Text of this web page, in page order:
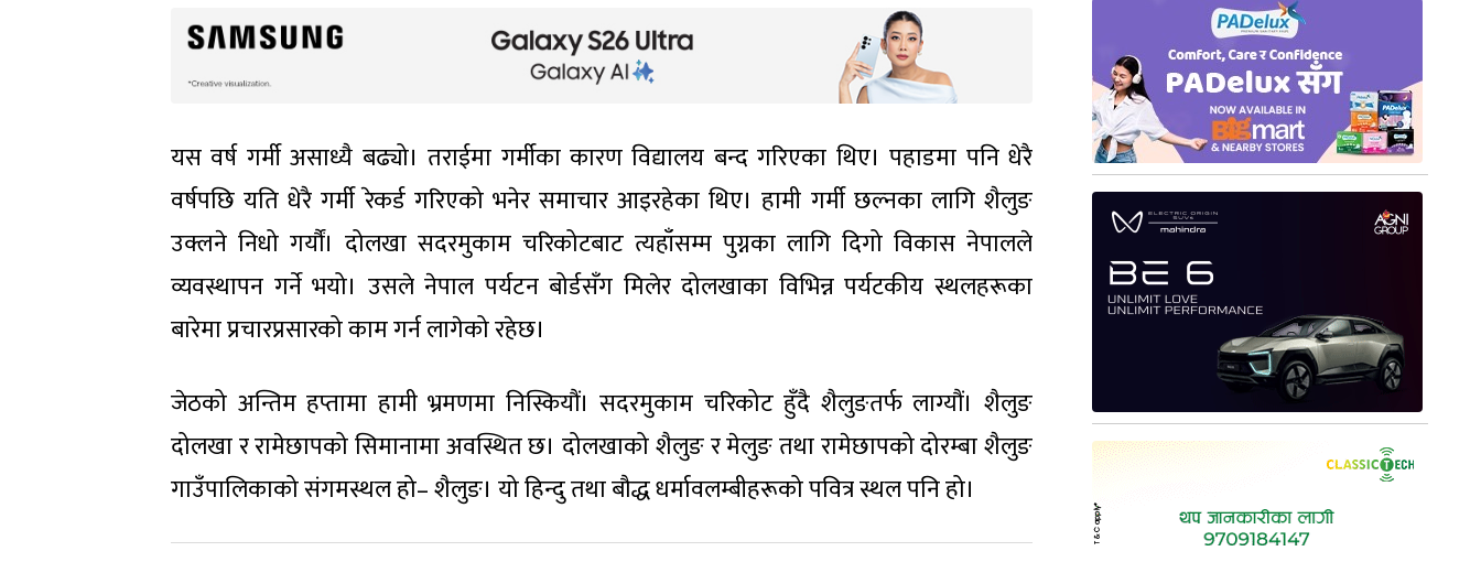
यस वर्ष गर्मी असाध्यै बढ्यो। तराईमा गर्मीका कारण विद्यालय बन्द गरिएका थिए। पहाडमा पनि धेरै
वर्षपछि यति धेरै गर्मी रेकर्ड गरिएको भनेर समाचार आइरहेका थिए। हामी गर्मी छल्नका लागि शैलुङ
उक्लने निधो गर्यौं। दोलखा सदरमुकाम चरिकोटबाट त्यहाँसम्म पुग्नका लागि दिगो विकास नेपालले
व्यवस्थापन गर्ने भयो। उसले नेपाल पर्यटन बोर्डसँग मिलेर दोलखाका विभिन्न पर्यटकीय स्थलहरूका
बारेमा प्रचारप्रसारको काम गर्न लागेको रहेछ।
जेठको अन्तिम हप्तामा हामी भ्रमणमा निस्कियौं। सदरमुकाम चरिकोट हुँदै शैलुङतर्फ लाग्यौं। शैलुङ
दोलखा र रामेछापको सिमानामा अवस्थित छ। दोलखाको शैलुङ र मेलुङ तथा रामेछापको दोरम्बा शैलुङ
गाउँपालिकाको संगमस्थल हो– शैलुङ। यो हिन्दु तथा बौद्ध धर्मावलम्बीहरूको पवित्र स्थल पनि हो।